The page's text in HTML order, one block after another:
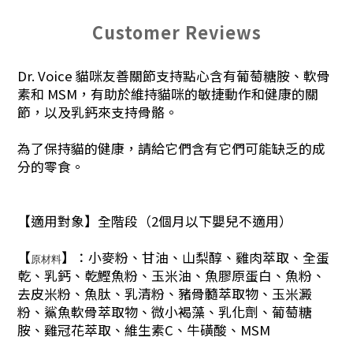
Customer Reviews
Dr. Voice 貓咪友善關節支持點心含有葡萄糖胺、軟骨
素和 MSM，有助於維持貓咪的敏捷動作和健康的關
節，以及乳鈣來支持骨骼。
為了保持貓的健康，請給它們含有它們可能缺乏的成
分的零食。
【適用對象】全階段（2個月以下嬰兒不適用）
【原材料】：小麥粉、甘油、山梨醇、雞肉萃取、全蛋
乾、乳鈣、乾鰹魚粉、玉米油、魚膠原蛋白、魚粉、
去皮米粉、魚肽、乳清粉、豬骨髓萃取物、玉米澱
粉、鯊魚軟骨萃取物、微小褐藻、乳化劑、葡萄糖
胺、雞冠花萃取、維生素C、牛磺酸、MSM